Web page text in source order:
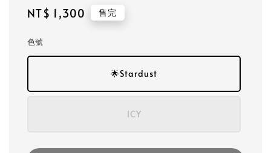
Regular
NT$ 1,300 售完
色號
🌟Stardust
ICY